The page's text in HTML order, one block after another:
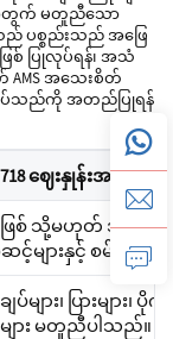
မှုအတွက် မတူညီသော
ပစ္စည်းသည် အဖြေ
ြစ် ပြုလုပ်ရန်၊ အသံ
AMS အသေးစိတ်
သည်ကို အတည်ပြုရန်
718 ဈေးနှုန်းအတွက်
ဖြစ် သို့မဟုတ် အသက်က
ျားနှင့် စမ်းသပ်မှု
းချပ်များ၊ ပြားမ
များ မတူညီပါသည်။